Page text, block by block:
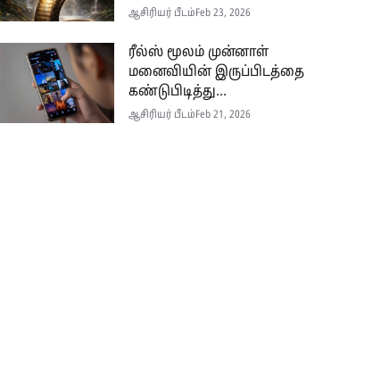
ஆசிரியர் பீடம்Feb 23, 2026
ரீல்ஸ் மூலம் முன்னாள்
மனைவியின் இருப்பிடத்தை
கண்டுபிடித்து...
ஆசிரியர் பீடம்Feb 21, 2026